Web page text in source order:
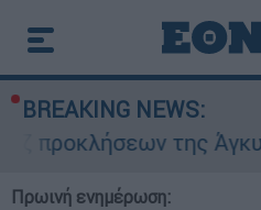
BREAKING NEWS:
της Άγκυρας στο
Πρωινή ενημέρωση: